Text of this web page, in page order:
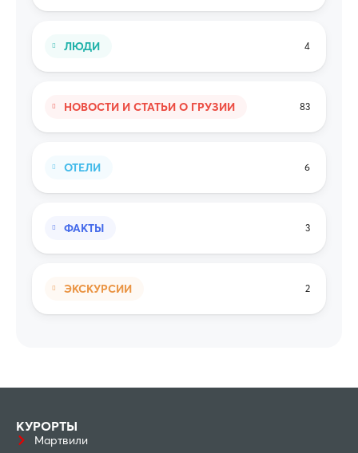
ЛЮДИ 4
НОВОСТИ И СТАТЬИ О ГРУЗИИ 83
ОТЕЛИ 6
ФАКТЫ 3
ЭКСКУРСИИ 2
КУРОРТЫ
Мартвили